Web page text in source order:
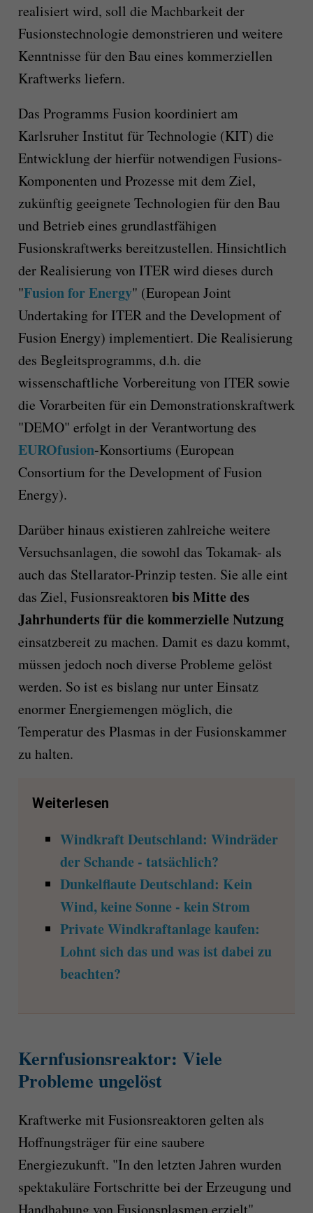
realisiert wird, soll die Machbarkeit der
Fusionstechnologie demonstrieren und weitere
Kenntnisse für den Bau eines kommerziellen
Kraftwerks liefern.
Das Programms Fusion koordiniert am
Karlsruher Institut für Technologie (KIT) die
Entwicklung der hierfür notwendigen Fusions-
Komponenten und Prozesse mit dem Ziel,
zukünftig geeignete Technologien für den Bau
und Betrieb eines grundlastfähigen
Fusionskraftwerks bereitzustellen. Hinsichtlich
der Realisierung von ITER wird dieses durch
"Fusion for Energy" (European Joint
Undertaking for ITER and the Development of
Fusion Energy) implementiert. Die Realisierung
des Begleitsprogramms, d.h. die
wissenschaftliche Vorbereitung von ITER sowie
die Vorarbeiten für ein Demonstrationskraftwerk
"DEMO" erfolgt in der Verantwortung des
EUROfusion-Konsortiums (European
Consortium for the Development of Fusion
Energy).
Darüber hinaus existieren zahlreiche weitere
Versuchsanlagen, die sowohl das Tokamak- als
auch das Stellarator-Prinzip testen. Sie alle eint
das Ziel, Fusionsreaktorenbis Mitte des
Jahrhunderts für die kommerzielle Nutzung
einsatzbereit zu machen. Damit es dazu kommt,
müssen jedoch noch diverse Probleme gelöst
werden. So ist es bislang nur unter Einsatz
enormer Energiemengen möglich, die
Temperatur des Plasmas in der Fusionskammer
zu halten.
Weiterlesen
Windkraft Deutschland: Windräder
der Schande - tatsächlich?
Dunkelflaute Deutschland: Kein
Wind, keine Sonne - kein Strom
Private Windkraftanlage kaufen:
Lohnt sich das und was ist dabei zu
beachten?
Kernfusionsreaktor: Viele
Probleme ungelöst
Kraftwerke mit Fusionsreaktoren gelten als
Hoffnungsträger für eine saubere
Energiezukunft. "In den letzten Jahren wurden
spektakuläre Fortschritte bei der Erzeugung und